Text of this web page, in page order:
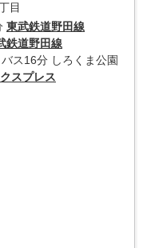
目
東武鉄道野田線
鉄道野田線
バス16分 しろくま公園
スプレス